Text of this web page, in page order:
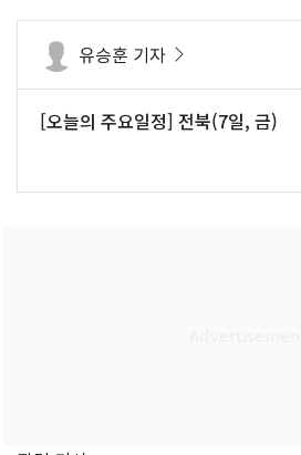
유승훈 기자
[오늘의 주요일정] 전북(7일, 금)